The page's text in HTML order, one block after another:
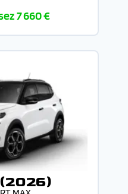
7 660 €